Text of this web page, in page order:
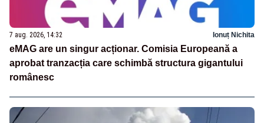
7 aug. 2026, 14:32 Ionuț Nichita
eMAG are un singur acționar. Comisia Europeană a
aprobat tranzacția care schimbă structura gigantului
românesc